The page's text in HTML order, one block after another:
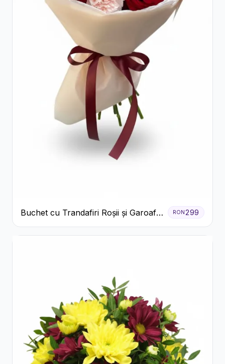
Buchet cu Trandafiri Roșii și Garoafe
Roz Pal
RON 299